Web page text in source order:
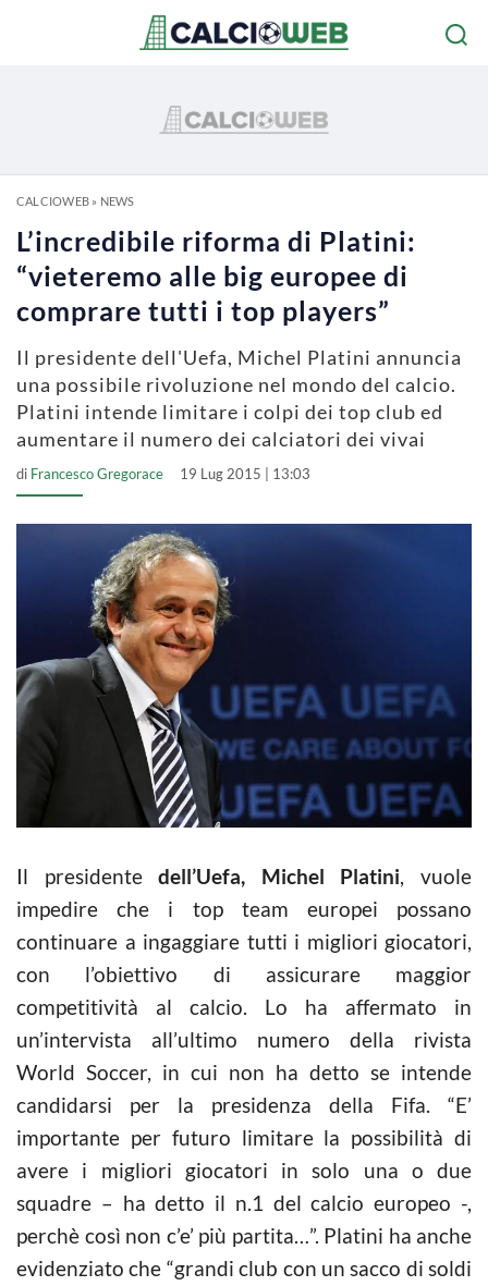
CALCIOWEB» NEWS
L’incredibile riforma di Platini:
“vieteremo alle big europee di
comprare tutti i top players”
Il presidente dell'Uefa, Michel Platini annuncia
una possibile rivoluzione nel mondo del calcio.
Platini intende limitare i colpi dei top club ed
aumentare il numero dei calciatori dei vivai
di Francesco Gregorace 19 Lug 2015 | 13:03
Il presidentedell’Uefa, Michel Platini, vuole
impedire che i top team europei possano
continuare a ingaggiare tutti i migliori giocatori,
con l’obiettivo di assicurare maggior
competitività al calcio. Lo ha affermato in
un’intervista all’ultimo numero della rivista
World Soccer, in cui non ha detto se intende
candidarsi per la presidenza della Fifa. “E’
importante per futuro limitare la possibilità di
avere i migliori giocatori in solo una o due
squadre – ha detto il n.1 delcalcio europeo -,
perchè così non c’e’ più partita…”. Platini ha anche
evidenziato che “grandi club con un sacco di soldi